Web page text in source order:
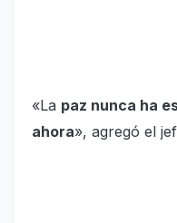
«La paz nunca ha
ahora», agregó el